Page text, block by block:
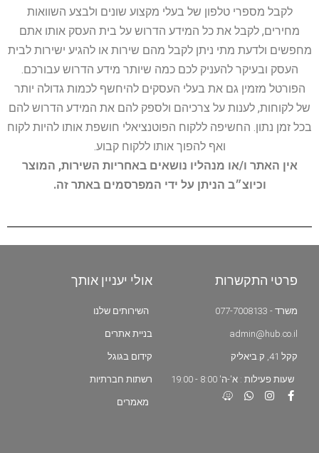
לקבל מספרי טלפון של בעלי מקצוע שונים ולבצע השוואות
מחירים, לקבל את כל המידע הדרוש על בית העסק אותו אתם
מחפשים ולדעת מתי ניתן לקבל מהם שירות או להגיע ישירות לבית
העסק ובעיקר להעניק לכם כמה שיותר מידע הדרוש עבורכם.
הפורטל מזמין גם את בעלי העסקים להיחשף לכמות גדולה יותר
של לקוחות, לענות על צרכיהם ולספק להם את המידע הדרוש להם
בכל זמן נתון. החשיפה ללקוח הפוטנציאלי חושפת אותו להיות לקוח
ואף להפוך אותו ללקוח קבוע.
אין האתר ו/או מנהליו נושאים באחריות השירות, המוצר
וכיוצ״ב הניתן על ידי המפרסמים באתר זה.
פרטי התקשרות
משרד - 077-7008133
admin@hub.co.il
קקל 41, ק.ביאליק
שעות פעילות : א'-ה' 8:00 - 19:00
אולי יעניין אותך
השירותים שלנו
בניית אתרים
קידום בגוגל
רשתות חברתיות
מאמרים